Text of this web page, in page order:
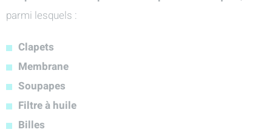
parmi lesquels :
Clapets
Membrane
Soupapes
Filtre à huile
Billes